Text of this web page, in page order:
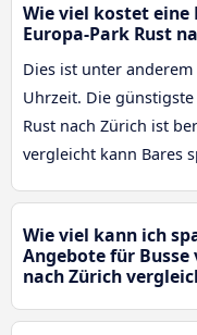
Wie viel kostet
Europa-Park Rust
Dies ist unter
Uhrzeit. Die
Rust nach Zürich ist
vergleicht kann Bares
Wie viel kann ich
Angebote für Busse
nach Zürich